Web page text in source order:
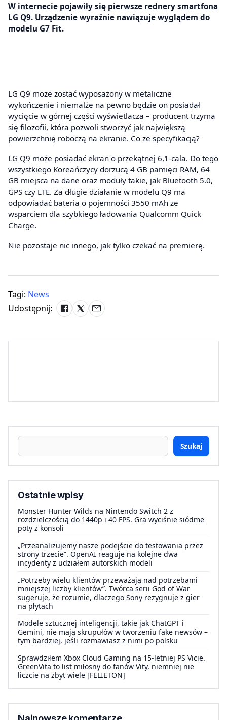
W internecie pojawiły się pierwsze rednery smartfona
LG Q9. Urządzenie wyraźnie nawiązuje wyglądem do
modelu G7 Fit.
LG Q9 może zostać wyposażony w metaliczne
wykończenie i niemalże na pewno będzie on posiadał
wycięcie w górnej części wyświetlacza – producent trzyma
się filozofii, która pozwoli stworzyć jak największą
powierzchnię roboczą na ekranie. Co ze specyfikacją?
LG Q9 może posiadać ekran o przekątnej 6,1-cala. Do tego
wszystkiego Koreańczycy dorzucą 4 GB pamięci RAM, 64
GB miejsca na dane oraz moduły takie, jak Bluetooth 5.0,
GPS czy LTE. Za długie działanie w modelu Q9 ma
odpowiadać bateria o pojemności 3550 mAh ze
wsparciem dla szybkiego ładowania Qualcomm Quick
Charge.
Nie pozostaje nic innego, jak tylko czekać na premierę.
Tagi: News
Udostępnij:
Szukaj
Ostatnie wpisy
Monster Hunter Wilds na Nintendo Switch 2 z
rozdzielczością do 1440p i 40 FPS. Gra wyciśnie siódme
poty z konsoli
„Przeanalizujemy nasze podejście do testowania przez
strony trzecie”. OpenAI reaguje na kolejne dwa
incydenty z udziałem autorskich modeli
„Potrzeby wielu klientów przeważają nad potrzebami
mniejszej liczby klientów”. Twórca serii God of War
sugeruje, że rozumie, dlaczego Sony rezygnuje z gier
na płytach
Modele sztucznej inteligencji, takie jak ChatGPT i
Gemini, nie mają skrupułów w tworzeniu fake newsów –
tym bardziej, jeśli rozmawiasz z nimi po polsku
Sprawdziłem Xbox Cloud Gaming na 15-letniej PS Vicie.
GreenVita to list miłosny do fanów Vity, niemniej nie
liczcie na zbyt wiele [FELIETON]